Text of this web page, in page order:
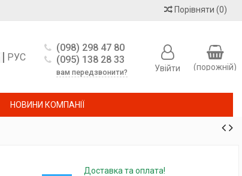
Порівняти (0)
(порожній)
РУС
(098) 298 47 80
(095) 138 28 33
вам передзвонити? Увійти
НОВИНИ КОМПАНІЇ
Доставка та оплата!